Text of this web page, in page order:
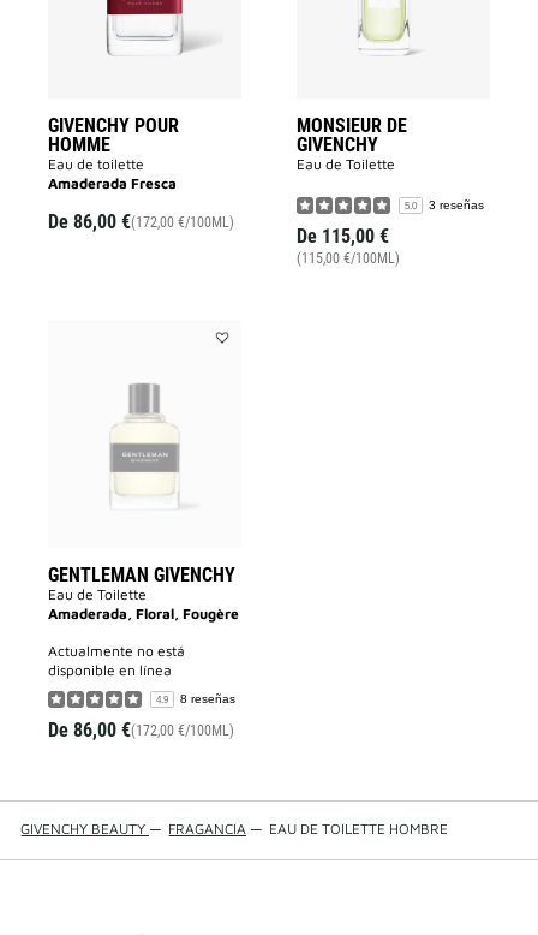
GIVENCHY POUR
HOMME
Eau de toilette
Amaderada Fresca
De 86,00 €(172,00 €/100ML)
MONSIEUR DE
GIVENCHY
Eau de Toilette
5.0 3 reseñas
De 115,00 €
(115,00 €/100ML)
GENTLEMAN GIVENCHY
Eau de Toilette
Amaderada, Floral, Fougère
actualmente no está
disponible en línea
4.9 8 reseñas
De 86,00 €(172,00 €/100ML)
GIVENCHY BEAUTY — FRAGANCIA — EAU DE TOILETTE HOMBRE